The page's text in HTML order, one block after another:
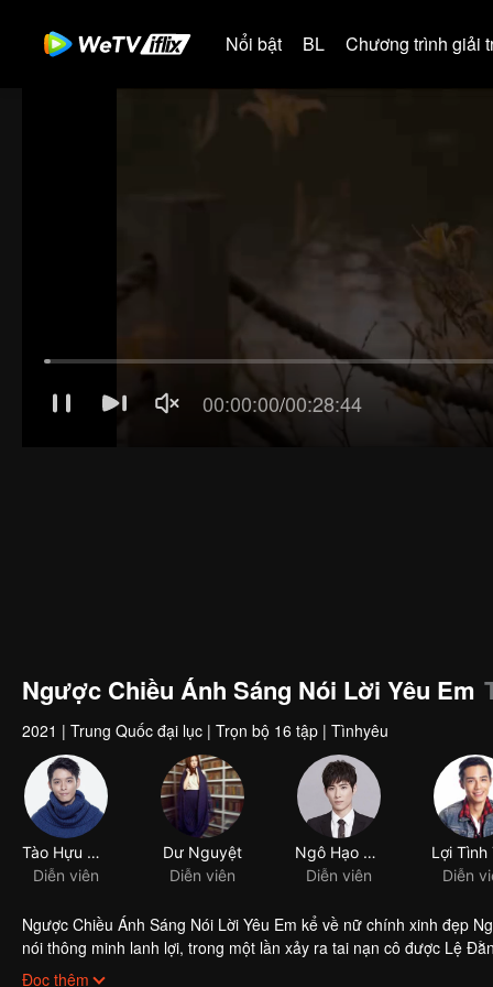
Nổi bật BL Chương trình giải
Ngược Chiều Ánh Sáng Nói Lời Yêu Em
2021 | Trung Quốc đại lục | Trọn bộ 16 tập | Tìnhyêu
Ngược Chiều Ánh Sáng Nói Lời Yêu Em kể về nữ chính xinh đẹp
nói thông minh lanh lợi, trong một lần xảy ra tai nạn cô được Lệ
nhau cơ hội để được mở lòng nhưng do không cùng quỹ đạo sống
Đọc thêm